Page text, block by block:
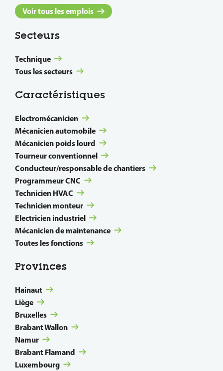
Voir tous les emplois
Secteurs
Technique
Tous les secteurs
Caractéristiques
Electromécanicien
Mécanicien automobile
Mécanicien poids lourd
Tourneur conventionnel
Conducteur/responsable de chantiers
Programmeur CNC
Technicien HVAC
Technicien monteur
Electricien industriel
Mécanicien de maintenance
Toutes les fonctions
Provinces
Hainaut
Liège
Bruxelles
Brabant Wallon
Namur
Brabant Flamand
Luxembourg